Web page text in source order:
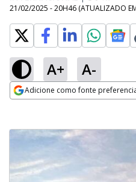
21/02/2025 - 20H46 (ATUALIZADO
A+ A-
Adicione como fonte